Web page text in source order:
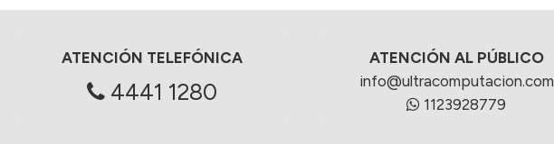
ATENCIÓN TELEFÓNICA
4441 1280
ATENCIÓN AL PÚBLICO
info@ultracomputacion.com
1123928779